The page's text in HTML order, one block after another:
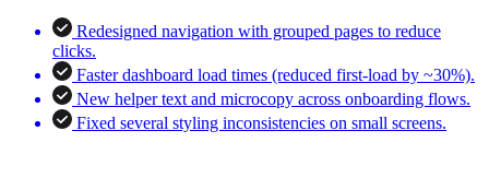
Redesigned navigation with grouped pages to reduce
clicks.
Faster dashboard load times (reduced first-load by ~30%).
New helper text and microcopy across onboarding flows.
Fixed several styling inconsistencies on small screens.